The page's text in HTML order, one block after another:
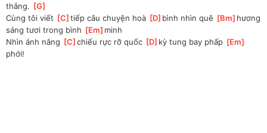
thắng. [G
Cùng tôi viết [C ]tiếp câu chuyện hoà [D ]bình nhìn quê [Bm ]hương
sáng tươi trong bình [Em ]minh
Nhìn ánh nắng [C ]
chiếu rực rỡ quốc [D ]kỳ tung bay phấp [Em
phới!